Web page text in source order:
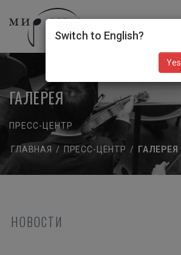
ГАЛЕРЕЯ
ПРЕСС-ЦЕНТР
ГЛАВНАЯ / ПРЕСС-ЦЕНТР / ГАЛЕРЕЯ
НОВОСТИ
Switch to English?
Yes